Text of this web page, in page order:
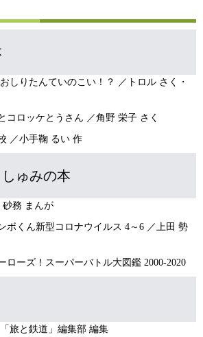
しりたんていのこい！？ ／トロル さく・
コロッケとうさん ／角野 栄子 さく
／小手鞠 るい 作
ゅみの本
砂務 まんが
ボくん新型コロナウイルス 4～6 ／上田 勢
ローズ！スーパーバトル大図鑑 2000-2020
旅と鉄道」編集部 編集